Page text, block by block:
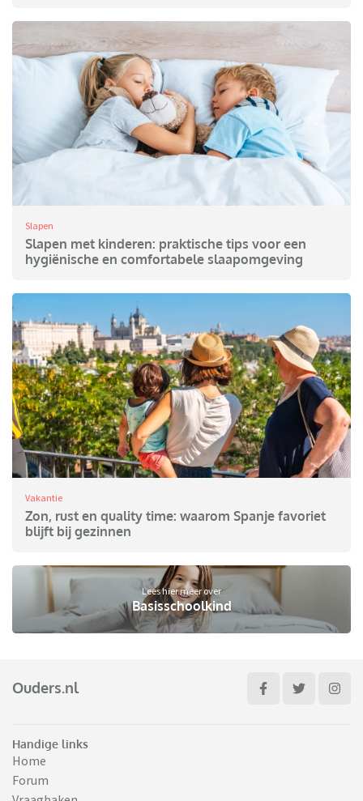
Slapen
Slapen met kinderen: praktische tips voor een
hygiënische en comfortabele slaapomgeving
Vakantie
Zon, rust en quality time: waarom Spanje favoriet
blijft bij gezinnen
Lees hier meer over
Basisschoolkind
Ouders.nl
Handige links
Home
Forum